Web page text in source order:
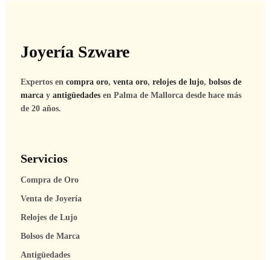
Joyería Szware
Expertos en compra oro, venta oro, relojes de lujo, bolsos de
marca y antigüedades en Palma de Mallorca desde hace más
de 20 años.
Servicios
Compra de Oro
Venta de Joyería
Relojes de Lujo
Bolsos de Marca
Antigüedades